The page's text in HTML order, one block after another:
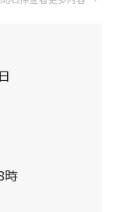
時